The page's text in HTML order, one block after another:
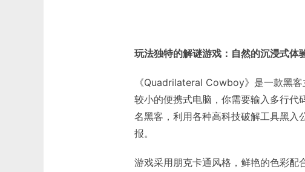
玩法独特的解谜游戏：自然的沉浸式体
《Quadrilateral Cowboy》是一款黑
较小的便携式电脑，你需要输入多行代
名黑客，利用各种高科技破解工具黑入
报。
游戏采用朋克卡通风格，鲜艳的色彩配